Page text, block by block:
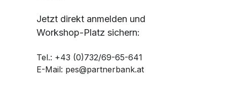
Jetzt direkt anmelden und
Workshop-Platz sichern:
Tel.: +43 (0)732/69-65-641
E-Mail: pes@partnerbank.at